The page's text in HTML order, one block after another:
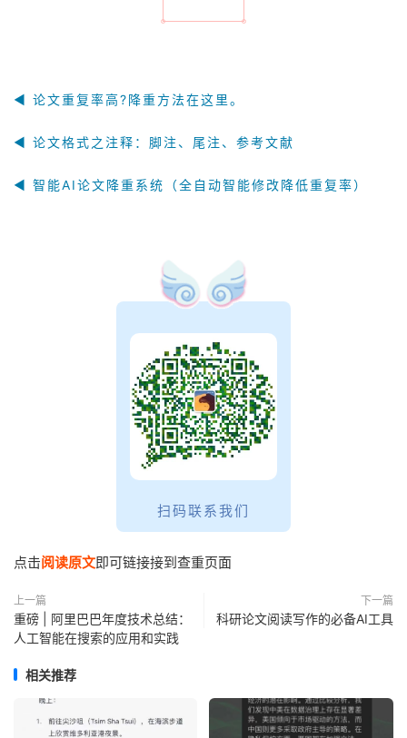
◀ 论文重复率高?降重方法在这里。
◀ 论文格式之注释：脚注、尾注、参考文献
◀ 智能AI论文降重系统（全自动智能修改降低重复率）
扫码联系我们
点击阅读原文即可链接接到查重页面
上一篇
重磅 | 阿里巴巴年度技术总结：
人工智能在搜索的应用和实践
下一篇
科研论文阅读写作的必备AI工具
相关推荐